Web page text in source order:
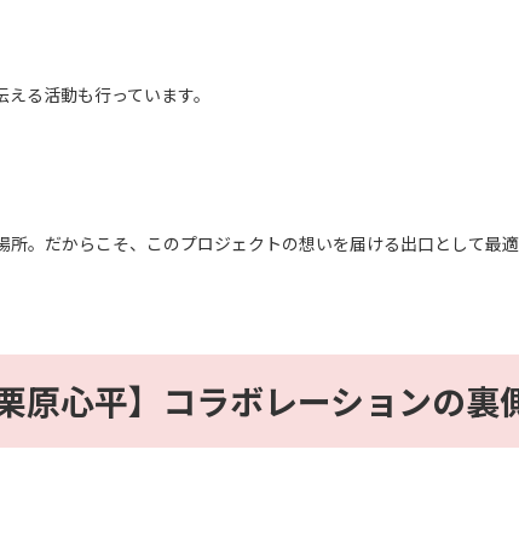
る活動も行っています。
。だからこそ、このプロジェクトの想いを届ける出口として最適
原心平】コラボレーションの裏